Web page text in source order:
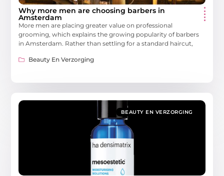
Why more men are choosing barbers in
Amsterdam
More men are placing greater value on professional
grooming, which explains the growing popularity of barbers
in Amsterdam. Rather than settling for a standard haircut,
Beauty En Verzorging
BEAUTY EN VERZORGING